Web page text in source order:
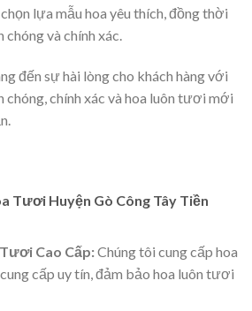
lựa mẫu hoa yêu thích, đồng thời
chóng và chính xác.
đến sự hài lòng cho khách hàng với
chóng, chính xác và hoa luôn tươi mới
Tươi Huyện Gò Công Tây Tiền
Cao Cấp:Chúng tôi cung cấp hoa
cấp uy tín, đảm bảo hoa luôn tươi